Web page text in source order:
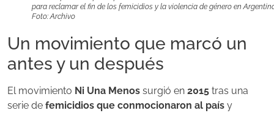
para reclamar el fin de los femicidios y la violencia de género en
Foto: Archivo
Un movimiento que marcó un
antes y un después
El movimiento Ni Una Menos surgió en 2015 tras una
serie de femicidios que conmocionaron al país y